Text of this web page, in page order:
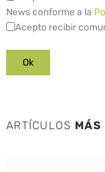
News conforme a la
Acepto recibir
ARTÍCULOS MÁS